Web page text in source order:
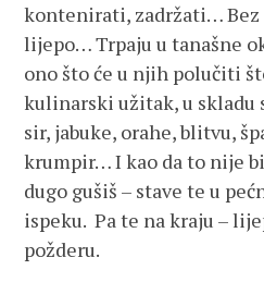
kontenirati, zadržati…
lijepo… Trpaju u tanašne
ono što će u njih polučiti
kulinarski užitak, u
sir, jabuke, orahe, blitvu,
krumpir… I kao da to nije
dugo gušiš – stave te u
ispeku. Pa te na kraju –
požderu.